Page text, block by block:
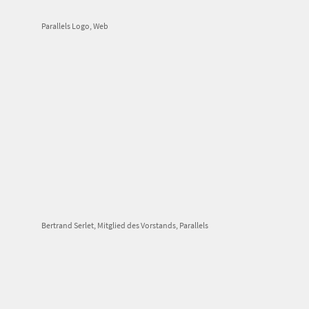
Parallels Logo, Web
Bertrand Serlet, Mitglied des Vorstands, Parallels